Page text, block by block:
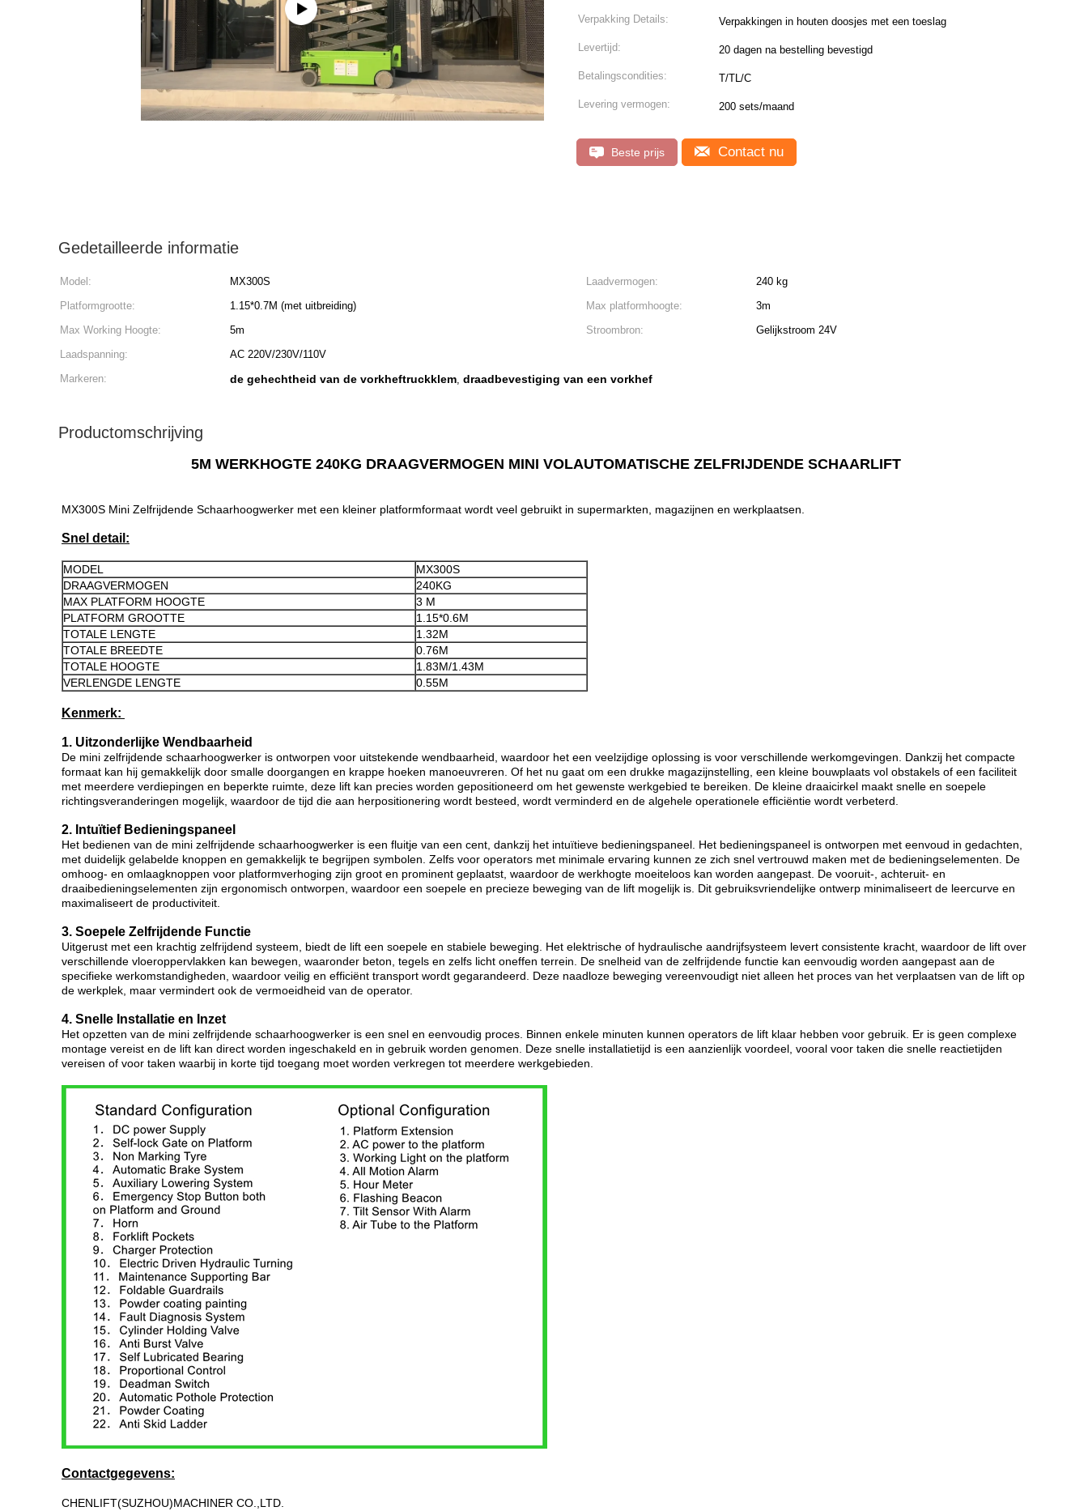
Verpakking Details: Verpakkingen in houten doosjes met een toeslag
Levertijd: 20 dagen na bestelling bevestigd
Betalingscondities: T/TL/C
Levering vermogen: 200 sets/maand
Beste prijs Contact nu
Gedetailleerde informatie
Model: MX300S Laadvermogen:
240 kg
Platformgrootte:
1.15*0.7M (met uitbreiding) Max platformhoogte:
3m
Max Working Hoogte:
5m Stroombron:
Gelijkstroom 24V
Laadspanning:
AC 220V/230V/110V
Markeren:
de gehechtheid van de vorkheftruckklem, draadbevestiging van een vorkhef
Productomschrijving
5M WERKHOGTE 240KG DRAAGVERMOGEN MINI VOLAUTOMATISCHE ZELFRIJDENDE SCHAARLIFT
MX300S Mini Zelfrijdende Schaarhoogwerker met een kleiner platformformaat wordt veel gebruikt in supermarkten, magazijnen en werkplaatsen.
Snel detail:
MODEL
MX300S
DRAAGVERMOGEN
240KG
MAX PLATFORM HOOGTE
3 M
PLATFORM GROOTTE
1.15*0.6M
TOTALE LENGTE
1.32M
TOTALE BREEDTE
0.76M
TOTALE HOOGTE
1.83M/1.43M
VERLENGDE LENGTE
0.55M
Kenmerk:
1. Uitzonderlijke Wendbaarheid
De mini zelfrijdende schaarhoogwerker is ontworpen voor uitstekende wendbaarheid, waardoor het een veelzijdige oplossing is voor verschillende werkomgevingen. Dankzij het compacte
formaat kan hij gemakkelijk door smalle doorgangen en krappe hoeken manoeuvreren. Of het nu gaat om een drukke magazijnstelling, een kleine bouwplaats vol obstakels of een faciliteit
met meerdere verdiepingen en beperkte ruimte, deze lift kan precies worden gepositioneerd om het gewenste werkgebied te bereiken. De kleine draaicirkel maakt snelle en soepele
richtingsveranderingen mogelijk, waardoor de tijd die aan herpositionering wordt besteed, wordt verminderd en de algehele operationele efficiëntie wordt verbeterd.
2. Intuïtief Bedieningspaneel
Het bedienen van de mini zelfrijdende schaarhoogwerker is een fluitje van een cent, dankzij het intuïtieve bedieningspaneel. Het bedieningspaneel is ontworpen met eenvoud in gedachten,
met duidelijk gelabelde knoppen en gemakkelijk te begrijpen symbolen. Zelfs voor operators met minimale ervaring kunnen ze zich snel vertrouwd maken met de bedieningselementen. De
omhoog- en omlaagknoppen voor platformverhoging zijn groot en prominent geplaatst, waardoor de werkhogte moeiteloos kan worden aangepast. De vooruit-, achteruit- en
draaibedieningselementen zijn ergonomisch ontworpen, waardoor een soepele en precieze beweging van de lift mogelijk is. Dit gebruiksvriendelijke ontwerp minimaliseert de leercurve en
maximaliseert de productiviteit.
3. Soepele Zelfrijdende Functie
Uitgerust met een krachtig zelfrijdend systeem, biedt de lift een soepele en stabiele beweging. Het elektrische of hydraulische aandrijfsysteem levert consistente kracht, waardoor de lift over
verschillende vloeroppervlakken kan bewegen, waaronder beton, tegels en zelfs licht oneffen terrein. De snelheid van de zelfrijdende functie kan eenvoudig worden aangepast aan de
specifieke werkomstandigheden, waardoor veilig en efficiënt transport wordt gegarandeerd. Deze naadloze beweging vereenvoudigt niet alleen het proces van het verplaatsen van de lift op
de werkplek, maar vermindert ook de vermoeidheid van de operator.
4. Snelle Installatie en Inzet
Het opzetten van de mini zelfrijdende schaarhoogwerker is een snel en eenvoudig proces. Binnen enkele minuten kunnen operators de lift klaar hebben voor gebruik. Er is geen complexe
montage vereist en de lift kan direct worden ingeschakeld en in gebruik worden genomen. Deze snelle installatietijd is een aanzienlijk voordeel, vooral voor taken die snelle reactietijden
vereisen of voor taken waarbij in korte tijd toegang moet worden verkregen tot meerdere werkgebieden.
Contactgegevens:
CHENLIFT(SUZHOU)MACHINER CO.,LTD.